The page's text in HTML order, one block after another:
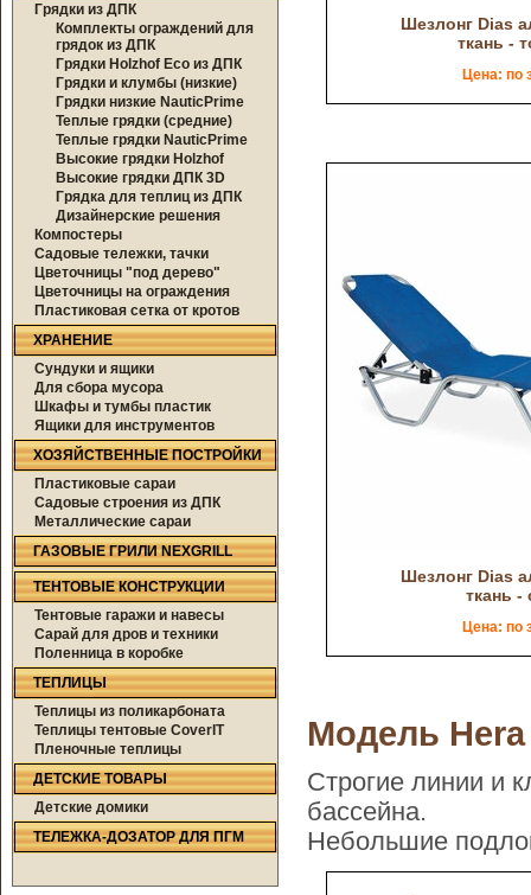
Шезлонг Dias
ткань -
Цена: по
Шезлонг Dias
ткань -
Цена: по
Модель Hera
Строгие линии и
бассейна.
Небольшие
Грядки из ДПК
Комплекты ограждений для
грядок из ДПК
Грядки Holzhof Eco из ДПК
Грядки и клумбы (низкие)
Грядки низкие NauticPrime
Теплые грядки (средние)
Теплые грядки NauticPrime
Высокие грядки Holzhof
Высокие грядки ДПК 3D
Грядка для теплиц из ДПК
Дизайнерские решения
Компостеры
Садовые тележки, тачки
Цветочницы "под дерево"
Цветочницы на ограждения
Пластиковая сетка от кротов
ХРАНЕНИЕ
Сундуки и ящики
Для сбора мусора
Шкафы и тумбы пластик
Ящики для инструментов
ХОЗЯЙСТВЕННЫЕ ПОСТРОЙКИ
Пластиковые сараи
Садовые строения из ДПК
Металлические сараи
ГАЗОВЫЕ ГРИЛИ NEXGRILL
ТЕНТОВЫЕ КОНСТРУКЦИИ
Тентовые гаражи и навесы
Сарай для дров и техники
Поленница в коробке
ТЕПЛИЦЫ
Теплицы из поликарбоната
Теплицы тентовые CoverIT
Пленочные теплицы
ДЕТСКИЕ ТОВАРЫ
Детские домики
ТЕЛЕЖКА-ДОЗАТОР ДЛЯ ПГМ